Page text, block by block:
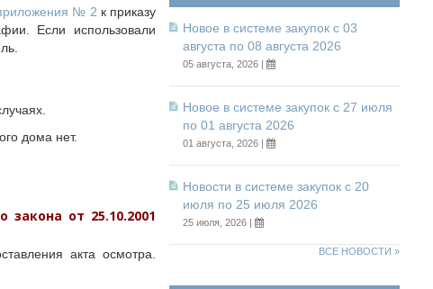
№ 2 к приказу
Если использовали
дома нет.
закона от 25.10.2001
акта осмотра.
Новое в системе закупок с 03
августа по 08 августа 2026
05 августа, 2026 |
Новое в системе закупок с 27 июля
по 01 августа 2026
01 августа, 2026 |
Новости в системе закупок с 20
июля по 25 июля 2026
25 июля, 2026 |
ВСЕ НОВОСТИ »